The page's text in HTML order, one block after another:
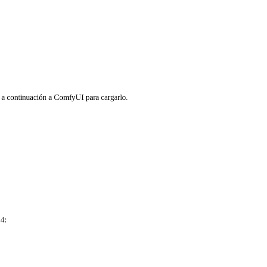
continuación a ComfyUI para cargarlo.